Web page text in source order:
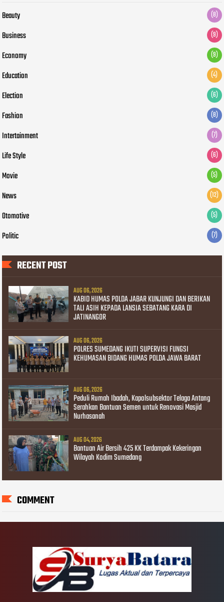
Beauty (8)
Business (9)
Economy (9)
Education (4)
Election (6)
Fashion (8)
Intertainment (7)
Life Style (6)
Movie (5)
News (12)
Otomotive (5)
Politic (7)
RECENT POST
AUG 06, 2026
KABID HUMAS POLDA JABAR KUNJUNGI DAN BERIKAN
TALI ASIH KEPADA LANSIA SEBATANG KARA DI
JATINANGOR
AUG 06, 2026
POLRES SUMEDANG IKUTI SUPERVISI FUNGSI
KEHUMASAN BIDANG HUMAS POLDA JAWA BARAT
AUG 06, 2026
Peduli Rumah Ibadah, Kapolsubsektor Telaga Antang
Serahkan Bantuan Semen untuk Renovasi Masjid
Nurhasanah
AUG 04, 2026
Bantuan Air Bersih 425 KK Terdampak Kekeringan
Wilayah Kodim Sumedang
COMMENT